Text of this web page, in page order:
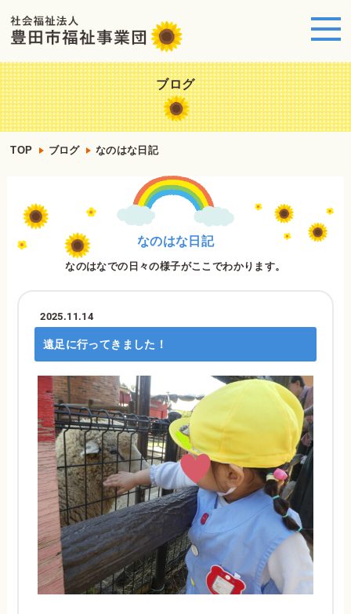
ブログ
TOP ブログ なのはな日記
なのはな日記
なのはなでの日々の様子がここでわかります。
2025.11.14
遠足に行ってきました！